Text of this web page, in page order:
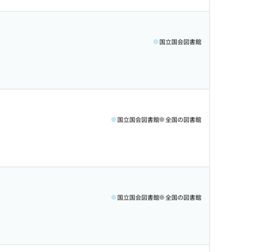
国立国会図書館
国立国会図書館 全国の図書館
国立国会図書館 全国の図書館